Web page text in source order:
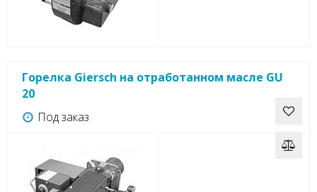
Под заказ
Горелка Giersch на отработанном масле GU
20